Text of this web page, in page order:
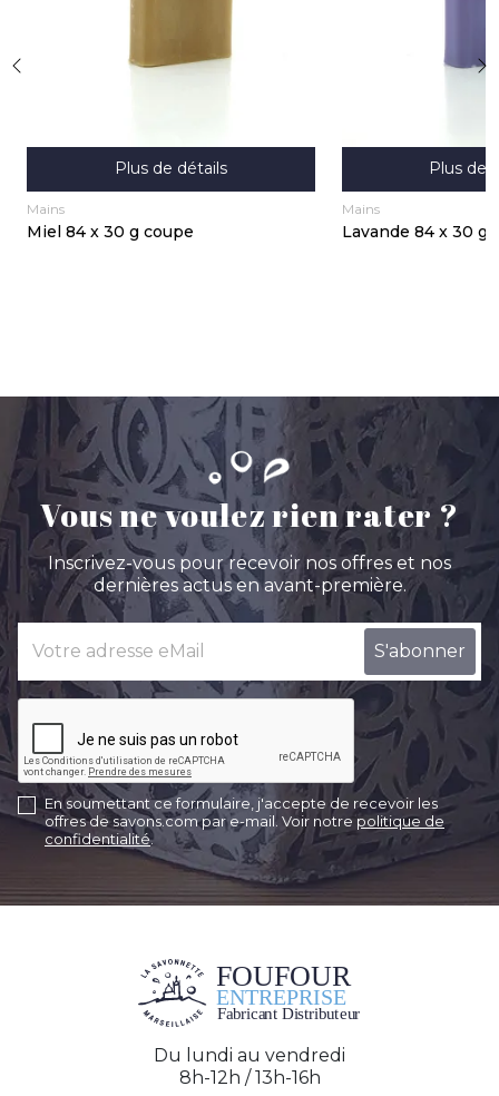
Plus de détails
Mains
Miel 84 x 30 g coupe
Plus de
Mains
Lavande 84 x 30 g
Vous ne voulez rien rater ?
Inscrivez-vous pour recevoir nos offres et nos
dernières actus en avant-première.
En soumettant ce formulaire, j'accepte de recevoir les
offres de savons.com par e-mail. Voir notre politique de
confidentialité.
Du lundi au vendredi
8h-12h / 13h-16h